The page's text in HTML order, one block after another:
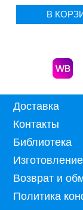
В
Доставка
Контакты
Библиотека
Возврат и
Политика